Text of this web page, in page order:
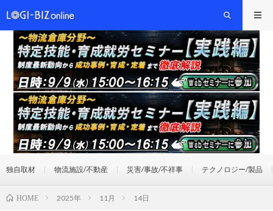
独自取材 物流施設/不動産 災害/事故/不祥事 テクノロジー/製品
HOME 2025年 11月 14日